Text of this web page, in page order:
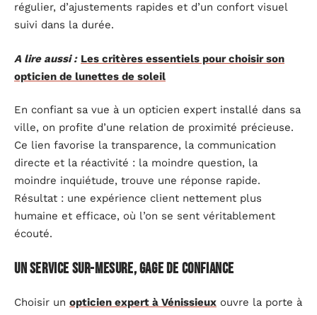
régulier, d’ajustements rapides et d’un confort visuel
suivi dans la durée.
A lire aussi : Les critères essentiels pour choisir son
opticien de lunettes de soleil
En confiant sa vue à un opticien expert installé dans sa
ville, on profite d’une relation de proximité précieuse.
Ce lien favorise la transparence, la communication
directe et la réactivité : la moindre question, la
moindre inquiétude, trouve une réponse rapide.
Résultat : une expérience client nettement plus
humaine et efficace, où l’on se sent véritablement
écouté.
Un service sur-mesure, gage de confiance
Choisir un opticien expert à Vénissieux ouvre la porte à